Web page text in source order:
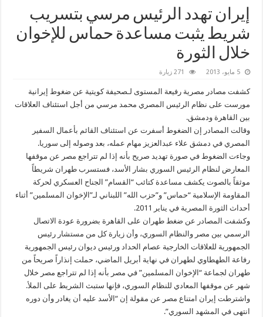
إيران تهدد الرئيس مرسي بتسريب
شريط يثبت مساعدة حماس للإخوان
خلال الثورة
5 مايو، 2013 271 زيارة
كشفت مصادر مصرية رفيعة المستوى لـصحيفة كويتية عن ضغوط إيرانية
مورست على نظام الرئيس المصري محمد مرسي من أجل استئناف العلاقات
بين القاهرة ودمشق.
وقالت المصادر إن الضغوط أسفرت عن استئناف القائم بأعمال السفير
المصري في دمشق علاء عبدالعزيز مهام عمله، بعد وصوله إلى سوريا.
وجاءت الضغوط في صورة تهديد صريح بأنه إذا لم تتراجع مصر عن موقفها
المعارض لنظام الرئيس السوري بشار الأسد، فستسرب طهران شريطاً
موثقاً بالصوت يكشف مساعدة كتائب “القسام” الجناح العسكري لحركة
المقاومة الإسلامية “حماس” و”حزب الله” اللبناني لـ”الإخوان المسلمين” أثناء
أحداث الثورة المصرية في يناير 2011.
وكشفت المصادر عن ضغط طهران على القاهرة بضرورة عودة الاتصال
الرسمي بين مصر والنظام السوري، وأن زيارة كل من مستشار رئيس
الجمهورية للعلاقات الخارجية عصام الحداد ورئيس ديوان رئيس الجمهورية
رفاعة الطهطاوي لطهران في نهاية أبريل الماضي، حملت إنذاراً صريحاً من
طهران لجماعة “الإخوان المسلمين” في مصر بأنه إذا لم تتراجع مصر خلال
شهر عن موقفها المعادي للنظام السوري، فإنها ستبث الشريط على الملأ.
واشترطت إيران امتناع مصر عن مقولة إن “الأسد عليه أن يغادر وأن دوره
انتهى في المشهد السوري”.